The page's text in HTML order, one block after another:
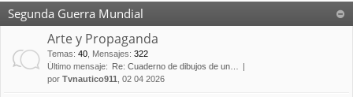
Segunda Guerra Mundial
Arte y Propaganda
Temas: 40 Mensajes: 322
Último mensaje:
Re: Cuaderno de dibujos de un…
por Tvnautico911 , 02 04 2026